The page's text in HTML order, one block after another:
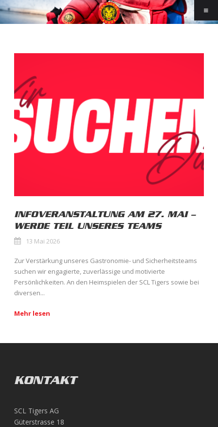
INFOVERANSTALTUNG AM 27. MAI –
WERDE TEIL UNSERES TEAMS
13 Mai 2026
Zur Verstärkung unseres Gastronomie- und Sicherheitsteams
suchen wir engagierte, zuverlässige und motivierte
Persönlichkeiten. An den Heimspielen der SCL Tigers sowie bei
diversen...
Mehr lesen
KONTAKT
SCL Tigers AG
Güterstrasse 18